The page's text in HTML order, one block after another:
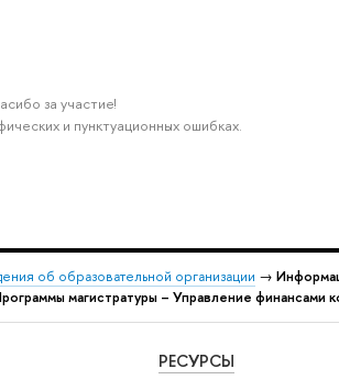
за участие!
и пунктуационных ошибках.
об образовательной организации →
магистратуры – Управление финансами
РЕСУРСЫ